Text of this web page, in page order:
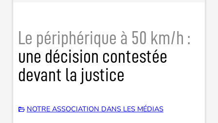
Le périphérique à 50 km/h :
une décision contestée
devant la justice
NOTRE ASSOCIATION DANS LES MÉDIAS